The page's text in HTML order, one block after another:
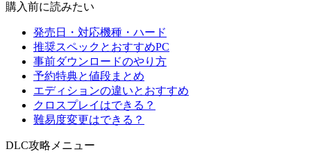
購入前に読みたい
発売日・対応機種・ハード
推奨スペックとおすすめPC
事前ダウンロードのやり方
予約特典と値段まとめ
エディションの違いとおすすめ
クロスプレイはできる？
難易度変更はできる？
DLC攻略メニュー